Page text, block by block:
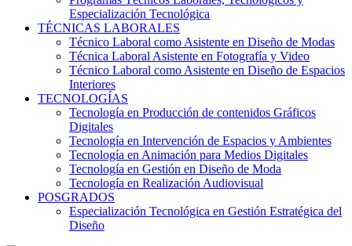
Especialización Tecnológica
TÉCNICAS LABORALES
Técnico Laboral como Asistente en Diseño de Modas
Técnica Laboral Asistente en Fotografía y Video
Técnico Laboral como Asistente en Diseño de Espacios
Interiores
TECNOLOGÍAS
Tecnología en Producción de contenidos Gráficos
Digitales
Tecnología en Intervención de Espacios y Ambientes
Tecnología en Animación para Medios Digitales
Tecnología en Gestión en Diseño de Moda
Tecnología en Realización Audiovisual
POSGRADOS
Especialización Tecnológica en Gestión Estratégica del
Diseño